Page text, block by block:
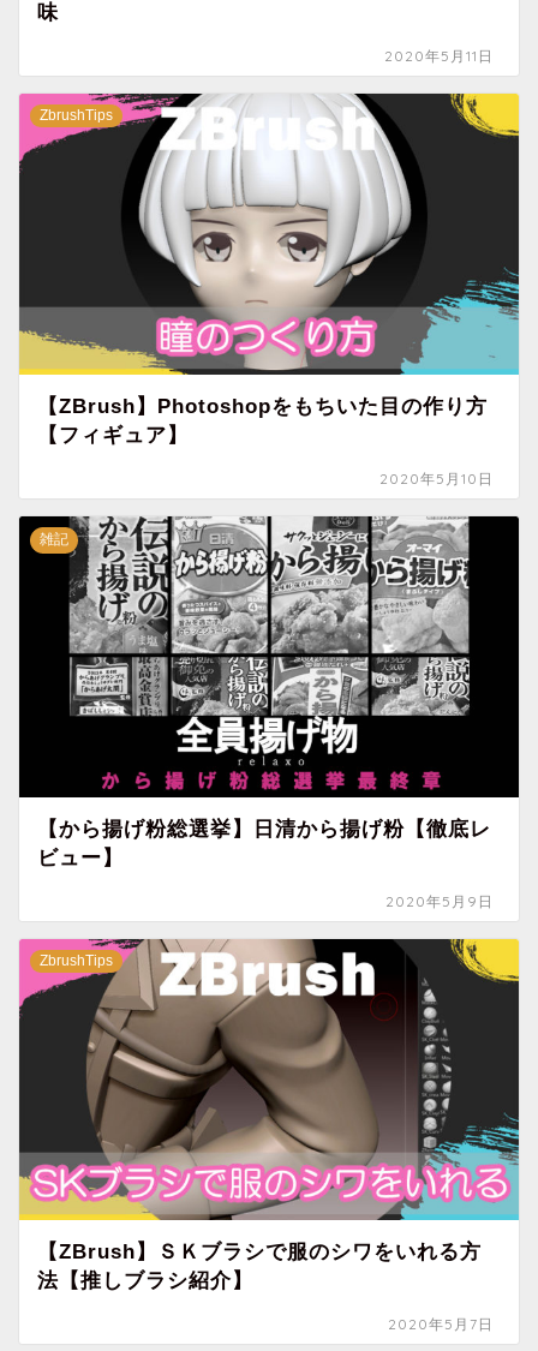
味
2020年5月11日
ZbrushTips
【ZBrush】Photoshopをもちいた目の作り方
【フィギュア】
2020年5月10日
雑記
【から揚げ粉総選挙】日清から揚げ粉【徹底レ
ビュー】
2020年5月9日
ZbrushTips
【ZBrush】ＳＫブラシで服のシワをいれる方
法【推しブラシ紹介】
2020年5月7日